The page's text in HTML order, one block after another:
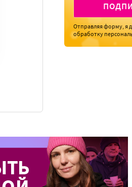
Отправляя форму, я
обработку